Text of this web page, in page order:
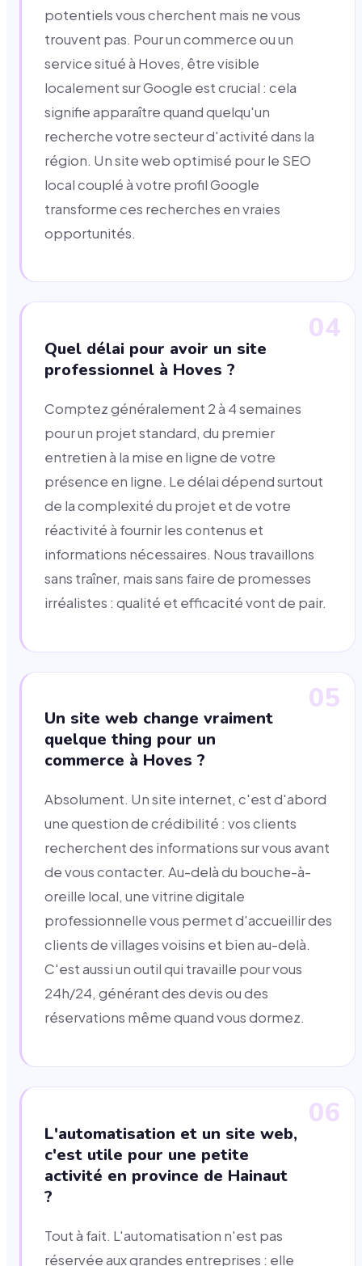
potentiels vous cherchent mais ne vous
trouvent pas. Pour un commerce ou un
service situé à Hoves, être visible
localement sur Google est crucial : cela
signifie apparaître quand quelqu'un
recherche votre secteur d'activité dans la
région. Un site web optimisé pour le SEO
local couplé à votre profil Google
transforme ces recherches en vraies
opportunités.
04
Quel délai pour avoir un site
professionnel à Hoves ?
Comptez généralement 2 à 4 semaines
pour un projet standard, du premier
entretien à la mise en ligne de votre
présence en ligne. Le délai dépend surtout
de la complexité du projet et de votre
réactivité à fournir les contenus et
informations nécessaires. Nous travaillons
sans traîner, mais sans faire de promesses
irréalistes : qualité et efficacité vont de pair.
05
Un site web change vraiment
quelque thing pour un
commerce à Hoves ?
Absolument. Un site internet, c'est d'abord
une question de crédibilité : vos clients
recherchent des informations sur vous avant
de vous contacter. Au-delà du bouche-à-
oreille local, une vitrine digitale
professionnelle vous permet d'accueillir des
clients de villages voisins et bien au-delà.
C'est aussi un outil qui travaille pour vous
24h/24, générant des devis ou des
réservations même quand vous dormez.
06
L'automatisation et un site web,
c'est utile pour une petite
activité en province de Hainaut
?
Tout à fait. L'automatisation n'est pas
réservée aux grandes entreprises : elle